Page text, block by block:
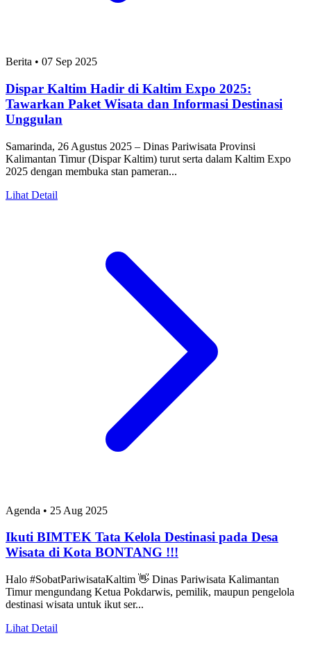
Berita • 07 Sep 2025
Dispar Kaltim Hadir di Kaltim Expo 2025:
Tawarkan Paket Wisata dan Informasi Destinasi
Unggulan
Samarinda, 26 Agustus 2025 – Dinas Pariwisata Provinsi
Kalimantan Timur (Dispar Kaltim) turut serta dalam Kaltim Expo
2025 dengan membuka stan pameran...
Lihat Detail
Agenda • 25 Aug 2025
Ikuti BIMTEK Tata Kelola Destinasi pada Desa
Wisata di Kota BONTANG !!!
Halo #SobatPariwisataKaltim 👋 Dinas Pariwisata Kalimantan
Timur mengundang Ketua Pokdarwis, pemilik, maupun pengelola
destinasi wisata untuk ikut ser...
Lihat Detail